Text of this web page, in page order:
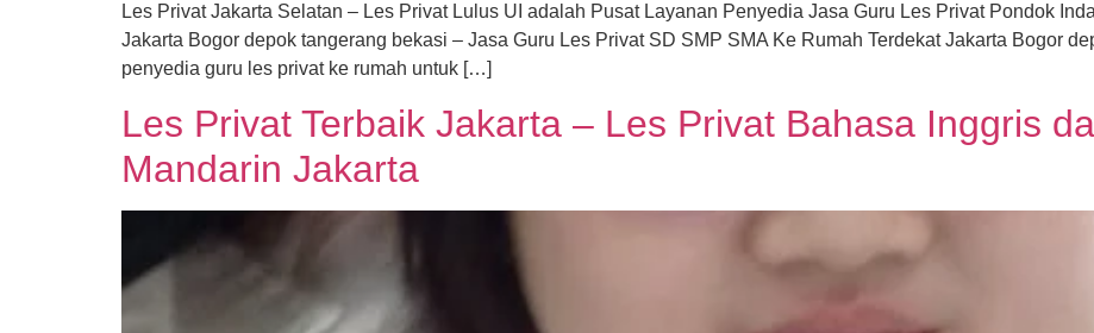
Les Privat Jakarta Selatan – Les Privat Lulus UI adalah Pusat Layanan Penyedia Jasa Guru Les Privat Pondok
Jakarta Bogor depok tangerang bekasi – Jasa Guru Les Privat SD SMP SMA Ke Rumah Terdekat Jakarta Bogor
penyedia guru les privat ke rumah untuk […]
Les Privat Terbaik Jakarta – Les Privat Bahasa Inggris
Mandarin Jakarta